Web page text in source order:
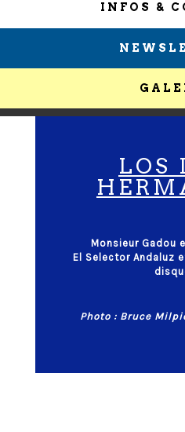
INFOS &
LOS
Monsieur Gadou
El Selector Andaluz
Photo : Bruce